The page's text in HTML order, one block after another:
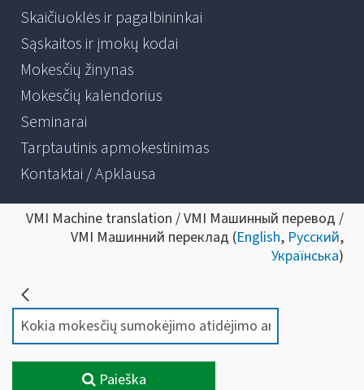
Skaičiuoklės ir pagalbininkai
Sąskaitos ir įmokų kodai
Mokesčių žinynas
Mokesčių kalendorius
Seminarai
Tarptautinis apmokestinimas
Kontaktai / Apklausa
VMI Machine translation / VMI Машинный перевод /
VMI Машинний переклад (English, Русский,
Українська)
Paieška